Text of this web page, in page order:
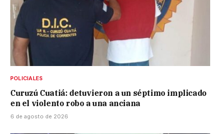
POLICIALES
Curuzú Cuatiá: detuvieron a un séptimo implicado
en el violento robo a una anciana
6 de agosto de 2026